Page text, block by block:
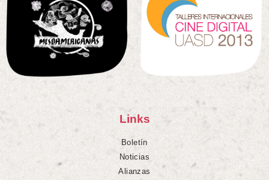
Caravana
mesoamericana
Talleres
internacionales
de cine en Rep.
Dom.
Links
Boletín
Noticias
Alianzas